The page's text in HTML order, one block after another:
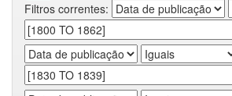
Filtros correntes: